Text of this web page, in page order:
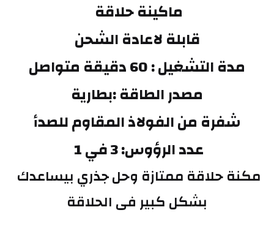
ماكينة حلاقة
قابلة لاعادة الشحن
مدة التشغيل : 60 دقيقة متواصل
مصدر الطاقة :بطارية
شفرة من الفولاذ المقاوم للصدأ
عدد الرؤوس: 3 في 1
بشكل كبير فى الحلاقة